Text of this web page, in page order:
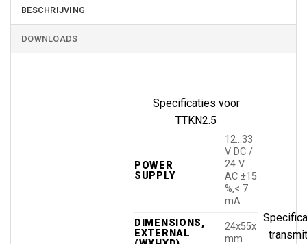
BESCHRIJVING
DOWNLOADS
Specificaties voor
TTKN2.5
POWER
SUPPLY
12…33
V DC /
24 V
AC ±15
%,< 7
mA
DIMENSIONS,
EXTERNAL
24x55x
mm